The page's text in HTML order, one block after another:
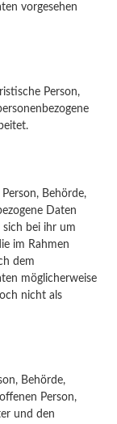
vorgesehen
Person,
Behörde,
Daten
sich bei ihr um
im Rahmen
dem
möglicherweise
nicht als
Behörde,
Person,
und den